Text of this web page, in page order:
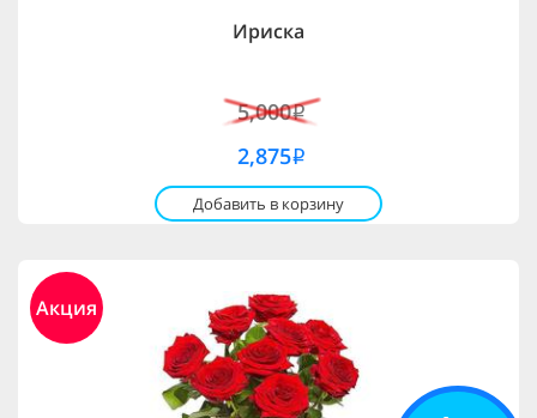
Ириска
5,000i
2,875i
Добавить в корзину
Акция